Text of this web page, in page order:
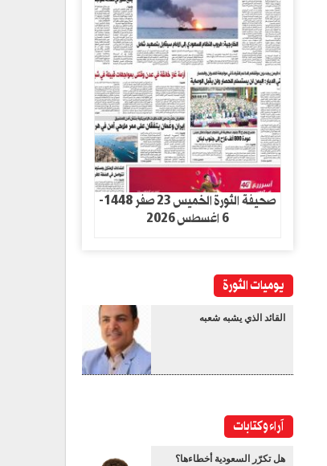
صحيفة الثورة الخميس 23 صفر 1448-
6 اغسطس 2026
يوميات الثورة
القائد الذي يشبه شعبه
آراء وكتابات
هل تكرّر السعودية أخطاءها؟